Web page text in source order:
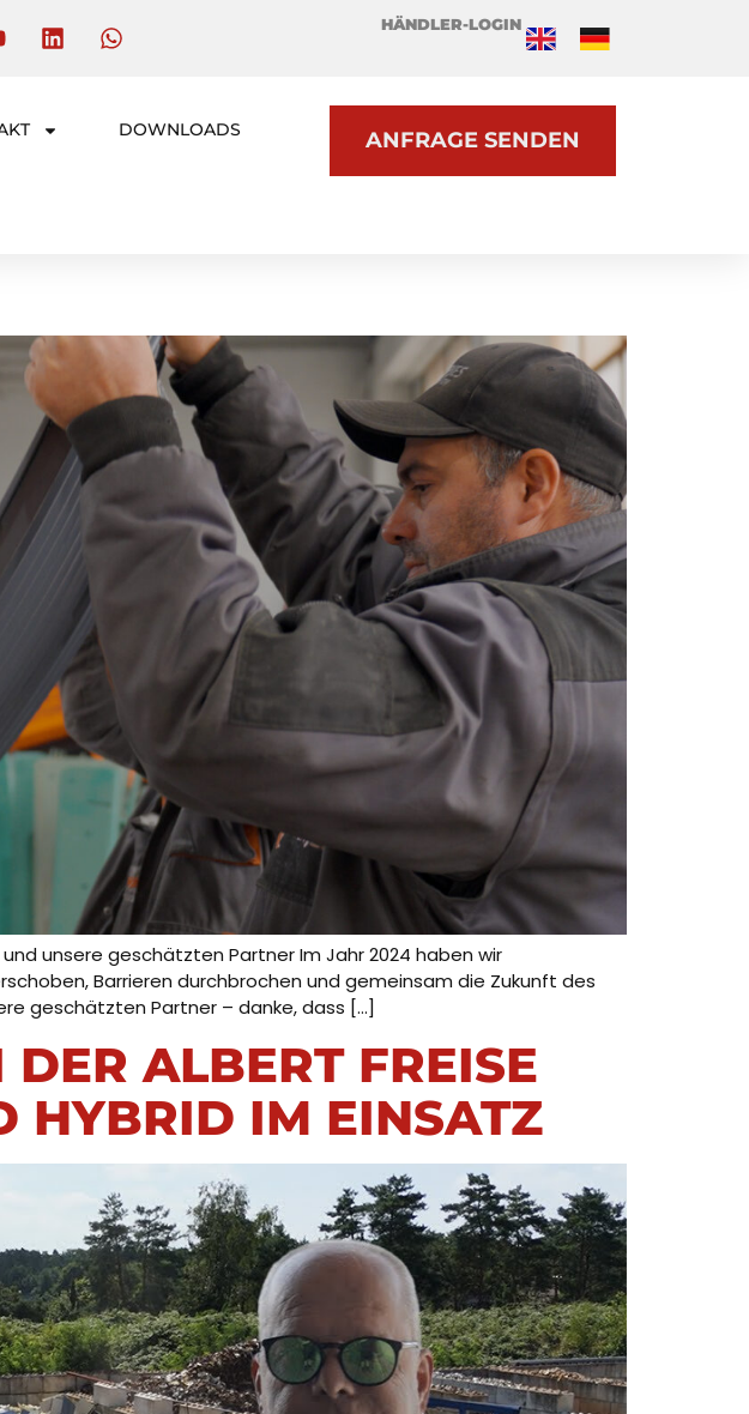
HÄNDLER-LOGIN
DOWNLOADS ANFRAGE SENDEN
unsere geschätzten Partner Im Jahr 2024 haben wir
Barrieren durchbrochen und gemeinsam die Zukunft des
geschätzten Partner – danke, dass […]
ALBERT FREISE
HYBRID IM EINSATZ